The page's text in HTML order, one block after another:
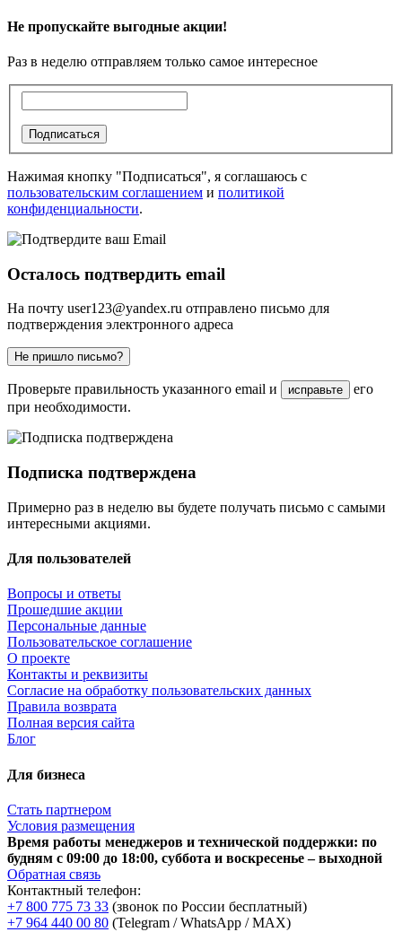
Не пропускайте выгодные акции!
Раз в неделю отправляем только самое интересное
Подписаться
Нажимая кнопку "Подписаться", я соглашаюсь с
пользовательским соглашением и политикой
конфиденциальности.
Осталось подтвердить email
На почту user123@yandex.ru отправлено письмо для
подтверждения электронного адреса
Не пришло письмо?
Проверьте правильность указанного email и исправьте
его
при необходимости.
Подписка подтверждена
Примерно раз в неделю вы будете получать письмо с самыми
интересными акциями.
Для пользователей
Вопросы и ответы
Прошедшие акции
Персональные данные
Пользовательское соглашение
О проекте
Контакты и реквизиты
Согласие на обработку пользовательских данных
Правила возврата
Полная версия сайта
Блог
Для бизнеса
Стать партнером
Условия размещения
Время работы менеджеров и технической поддержки: по
будням с 09:00 до 18:00, суббота и воскресенье – выходной
Обратная связь
Контактный телефон:
+7 800 775 73 33 (звонок по России бесплатный)
+7 964 440 00 80 (Telegram / WhatsApp / MAX)